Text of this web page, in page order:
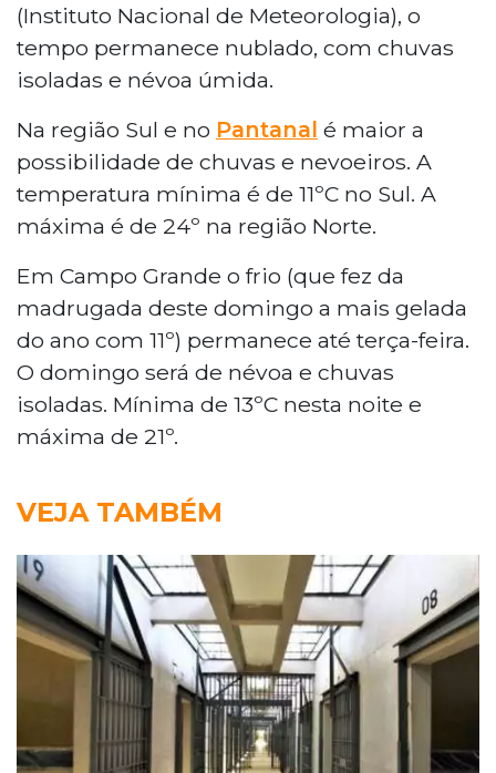
(Instituto Nacional de Meteorologia), o
tempo permanece nublado, com chuvas
isoladas e névoa úmida.
Na região Sul e no Pantanal é maior a
possibilidade de chuvas e nevoeiros. A
temperatura mínima é de 11ºC no Sul. A
máxima é de 24º na região Norte.
Em Campo Grande o frio (que fez da
madrugada deste domingo a mais gelada
do ano com 11º) permanece até terça-feira.
O domingo será de névoa e chuvas
isoladas. Mínima de 13ºC nesta noite e
máxima de 21º.
VEJA TAMBÉM